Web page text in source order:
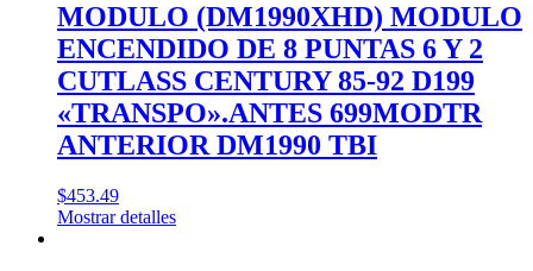
MODULO (DM1990XHD) MODULO
ENCENDIDO DE 8 PUNTAS 6 Y 2
CUTLASS CENTURY 85-92 D199
«TRANSPO».ANTES 699MODTR
ANTERIOR DM1990 TBI
$453.49
Mostrar detalles